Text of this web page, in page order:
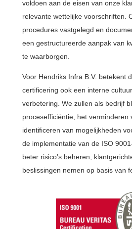
voldoen aan de eisen van onze
relevante wettelijke voorschriften.
procedures vastgelegd en
een gestructureerde aanpak van
te waarborgen.
Voor Hendriks Infra B.V. betekent
certificering ook een interne
verbetering. We zullen als bedrijf
procesefficiëntie, het verminderen
identificeren van mogelijkheden
de implementatie van de ISO
beter risico’s beheren,
beslissingen nemen op basis van